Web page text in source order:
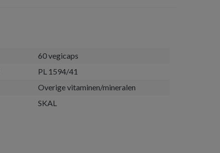
60 vegicaps
PL 1594/41
Overige vitaminen/mineralen
SKAL